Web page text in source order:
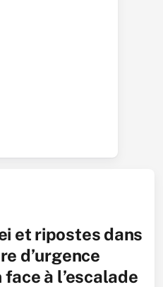
et ripostes dans
d’urgence
à l’escalade